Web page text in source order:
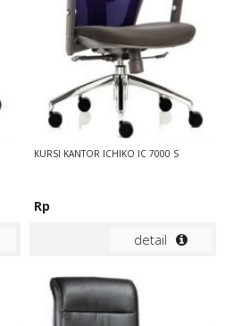
KURSI KANTOR ICHIKO IC 7000 S
Rp
detail